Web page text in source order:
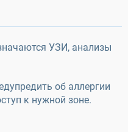
УЗИ, анализы
об аллергии
к нужной зоне.